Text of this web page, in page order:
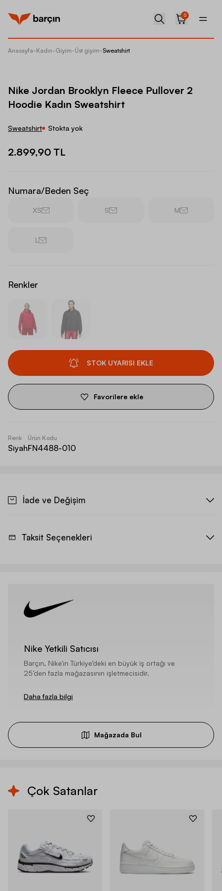
0
Anasayfa-Kadın-Giyim-Üst giyim-Sweatshirt
Nike Jordan Brooklyn Fleece Pullover 2
Hoodie Kadın Sweatshirt
Sweatshirt Stokta yok
2.899,90 TL
Numara/Beden Seç
XS S M
L
Renkler
STOK UYARISI EKLE
Favorilere ekle
Renk
Siyah
Ürün Kodu
FN4488-010
İade ve Değişim
Taksit Seçenekleri
Nike Yetkili Satıcısı
Barçın, Nike’ın Türkiye’deki en büyük iş ortağı ve
25’den fazla mağazasının işletmecisidir.
Daha fazla bilgi
Mağazada Bul
Çok Satanlar